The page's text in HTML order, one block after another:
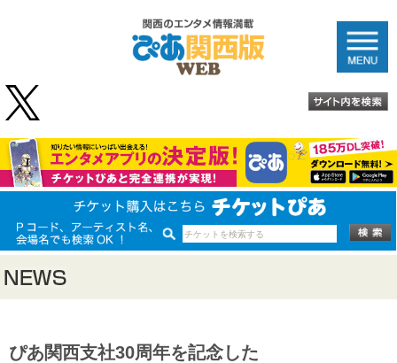
ぴあ関西支社30周年を記念した